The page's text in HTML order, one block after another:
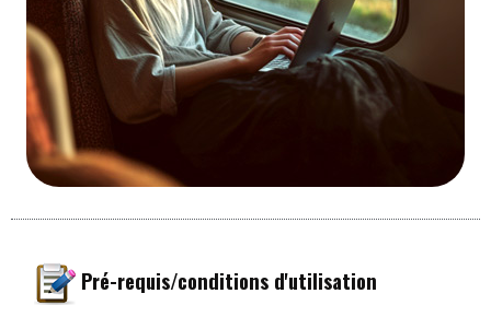
Pré-requis/conditions d'utilisation